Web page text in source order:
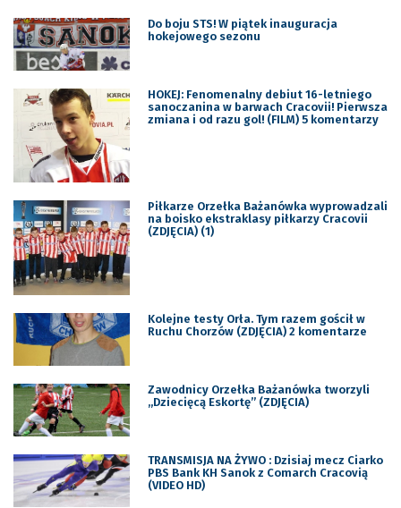
Do boju STS! W piątek inauguracja
hokejowego sezonu
HOKEJ: Fenomenalny debiut 16-letniego
sanoczanina w barwach Cracovii! Pierwsza
zmiana i od razu gol! (FILM) 5 komentarzy
Piłkarze Orzełka Bażanówka wyprowadzali
na boisko ekstraklasy piłkarzy Cracovii
(ZDJĘCIA) (1)
Kolejne testy Orła. Tym razem gościł w
Ruchu Chorzów (ZDJĘCIA) 2 komentarze
Zawodnicy Orzełka Bażanówka tworzyli
,,Dziecięcą Eskortę” (ZDJĘCIA)
TRANSMISJA NA ŻYWO : Dzisiaj mecz Ciarko
PBS Bank KH Sanok z Comarch Cracovią
(VIDEO HD)